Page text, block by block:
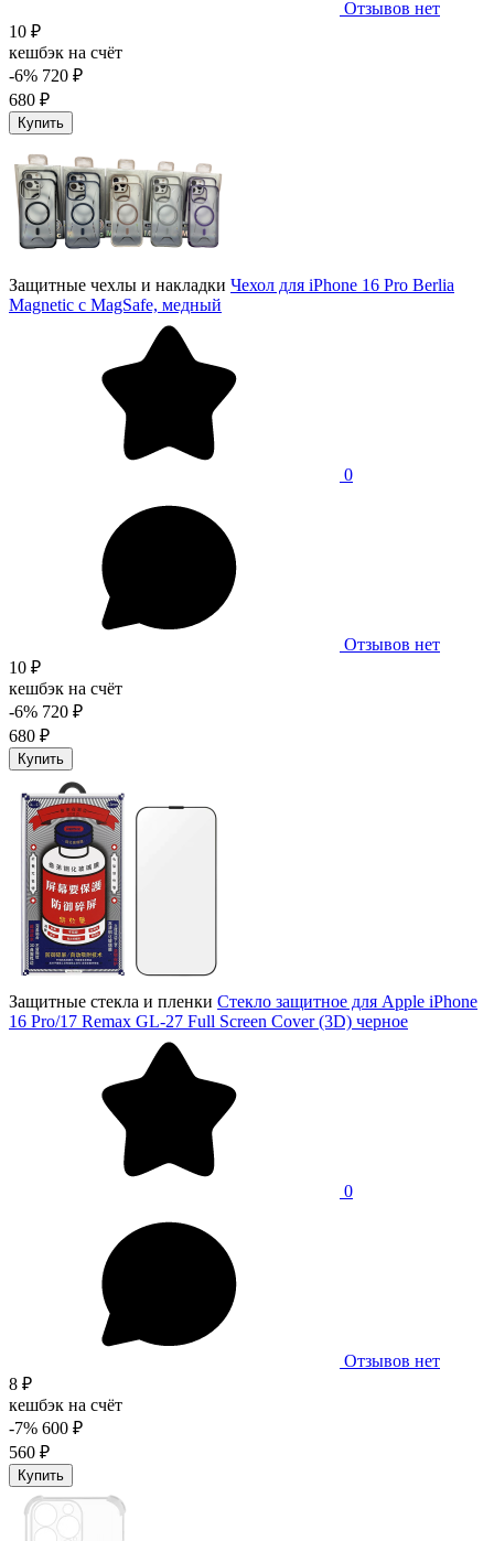
Отзывов нет
10 ₽
кешбэк на счёт
-6% 720 ₽
680 ₽
Купить
Защитные чехлы и накладки Чехол для iPhone 16 Pro Berlia
Magnetic с MagSafe, медный
0
Отзывов нет
10 ₽
кешбэк на счёт
-6% 720 ₽
680 ₽
Купить
Защитные стекла и пленки Стекло защитное для Apple iPhone
16 Pro/17 Remax GL-27 Full Screen Cover (3D) черное
0
Отзывов нет
8 ₽
кешбэк на счёт
-7% 600 ₽
560 ₽
Купить